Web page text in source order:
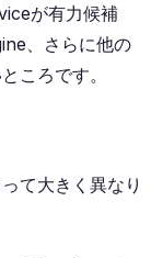
が有力候補
、さらに他の
ころです。
て大きく異なり